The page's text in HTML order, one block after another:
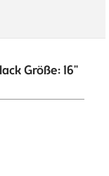
Größe: 16"